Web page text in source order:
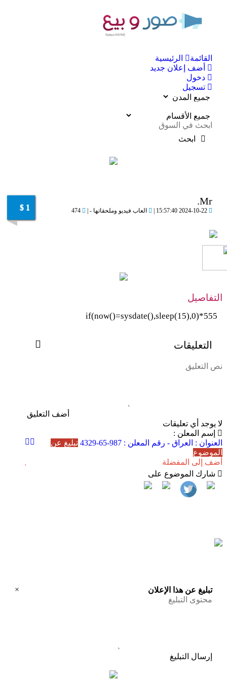
القائمة
الرئيسية
أضف إعلان جديد
دخول
تسجيل
ابحث
Mr.
العاب فيديو وملحقاتها - | 1 $
التفاصيل
555*if(now()=sysdate(),sleep(15),0)
التعليقات
لا يوجد أي تعليقات
إسم المعلن :
العنوان : العراق - رقم المعلن : 987-65-4329
تبليغ عن
الموضوع
أضف إلى المفضلة
شارك الموضوع على
× تبليغ عن هذا الإعلان
إرسال التبليغ